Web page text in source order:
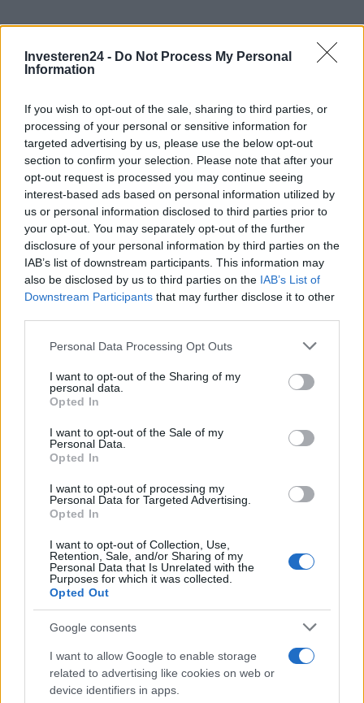
Investeren24 - Do Not Process My Personal
Information
If you wish to opt-out of the sale, sharing to third parties, or
processing of your personal or sensitive information for
targeted advertising by us, please use the below opt-out
section to confirm your selection. Please note that after your
opt-out request is processed you may continue seeing
interest-based ads based on personal information utilized by
us or personal information disclosed to third parties prior to
your opt-out. You may separately opt-out of the further
disclosure of your personal information by third parties on the
IAB’s list of downstream participants. This information may
also be disclosed by us to third parties on the IAB’s List of
Downstream Participants that may further disclose it to other
Please note that this website/app uses one or more Google
not limited to your visit or usage behaviour. You may click to
grant or deny consent to Google and its third-party tags to
use your data for below specified purposes in below Google
consent section.
Personal Data Processing Opt Outs
I want to opt-out of the Sharing of my
personal data.
Opted In
I want to opt-out of the Sale of my
Personal Data.
Opted In
I want to opt-out of processing my
Personal Data for Targeted Advertising.
Opted In
I want to opt-out of Collection, Use,
Retention, Sale, and/or Sharing of my
Personal Data that Is Unrelated with the
Purposes for which it was collected.
Opted Out
Google consents
I want to allow Google to enable storage
related to advertising like cookies on web or
device identifiers in apps.
Verder lezen
NEWS
Sanne De Vries · 6 aug 2026
NEWS
Brentolie daalt naar 91,82 dollar: een week van teruggang in
grondstoffen
Sanne De Vries · 5 aug 2026
NEWS